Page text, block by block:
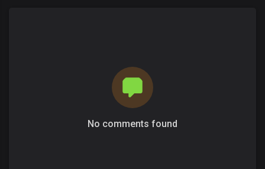
No comments found